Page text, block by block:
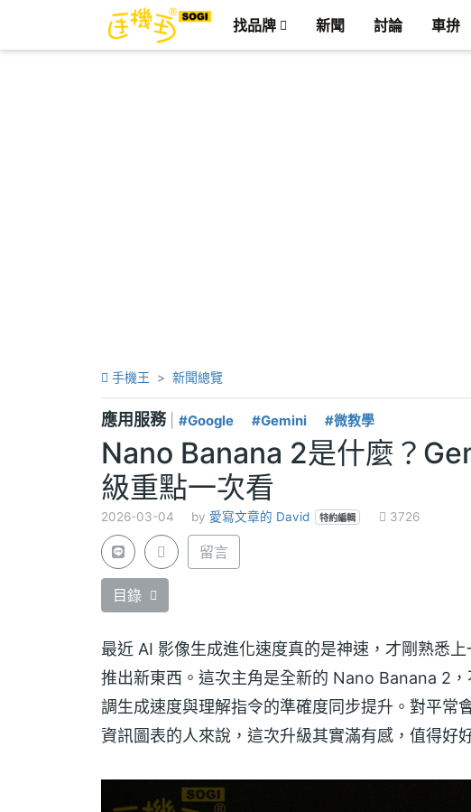
找品牌 新聞 討論 車拚
手機王 新聞總覽
應用服務 #Google #Gemini #微教學
Nano Banana 2是什麼？
級重點一次看
2026-03-04 by 愛寫文章的 David 特約編輯 3726
留言
目錄
最近 AI 影像生成進化速度真的是神速，才剛熟悉上
推出新東西。這次主角是全新的 Nano Banana 2
調生成速度與理解指令的準確度同步提升。對平常
資訊圖表的人來說，這次升級其實滿有感，值得好